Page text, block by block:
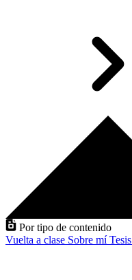
Por tipo de contenido
Vuelta a clase Sobre míTesis